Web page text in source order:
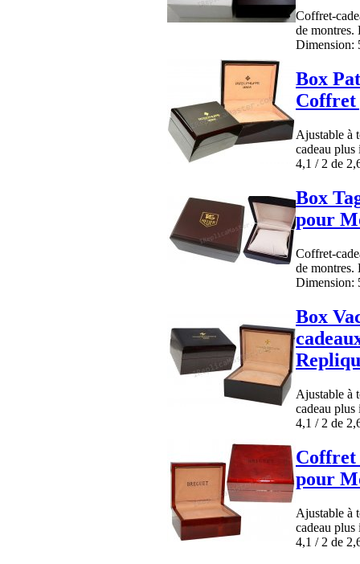
Coffret-
de montres.
Dimension:
Box
Coffret
Ajustable à
cadeau
4,1 / 2 de
Box
pour
Coffret-
de montres.
Dimension:
Box
Ajustable à
cadeau
4,1 / 2 de
Coffret
pour
Ajustable à
cadeau
4,1 / 2 de